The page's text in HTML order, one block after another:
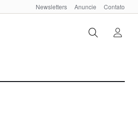
Newsletters Anuncie Contato